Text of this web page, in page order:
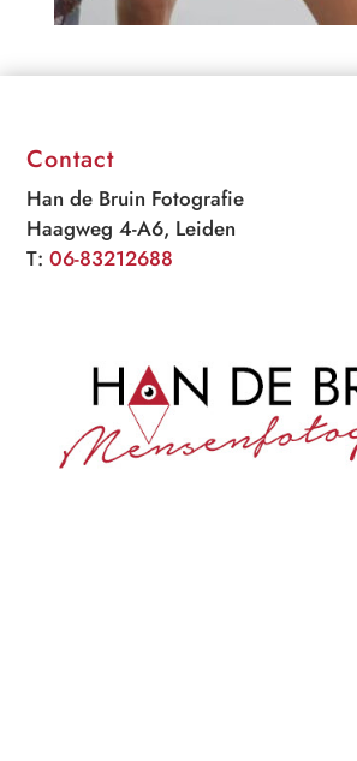
Contact
Han de Bruin Fotografie
Haagweg 4-A6, Leiden
T:06-83212688